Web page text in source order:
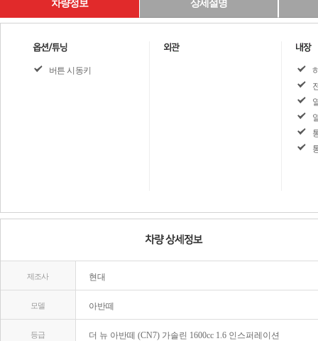
차량정보 상세설명
버튼 시동키
제조사 현대
모델 아반떼
등급 더 뉴 아반떼 (CN7) 가솔린 1600cc 1.6 인스퍼레이션